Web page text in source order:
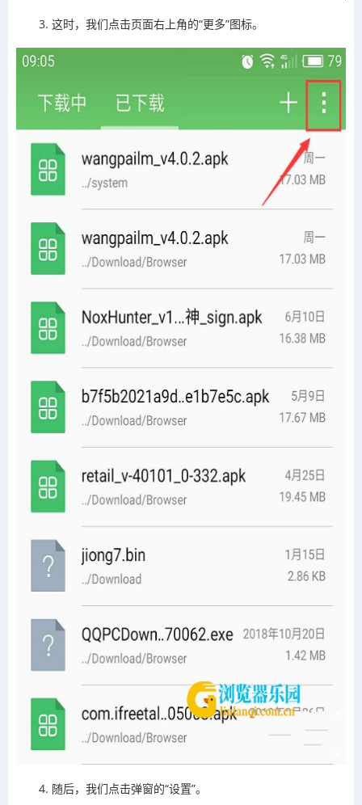
3. 这时，我们点击页面右上角的“更多”图标。
4. 随后，我们点击弹窗的“设置”。